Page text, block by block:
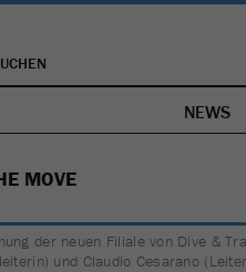
NEWS
MOVE
der neuen Filiale von Dive &
und Claudio Cesarano